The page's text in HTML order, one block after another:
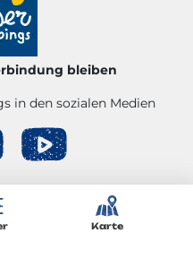
Karte
bleiben
in den sozialen Medien
ANGABEN
DATEN